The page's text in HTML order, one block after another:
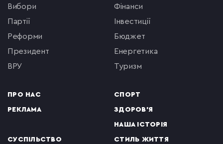
вибори
партії
реформи
президент
ВРУ
ПРО НАС
РЕКЛАМА
фінанси
інвестиції
бюджет
енергетика
туризм
СПОРТ
ЗДОРОВ'Я
НАША ІСТОРІЯ
СУСПІЛЬСТВО СТИЛЬ ЖИТТЯ